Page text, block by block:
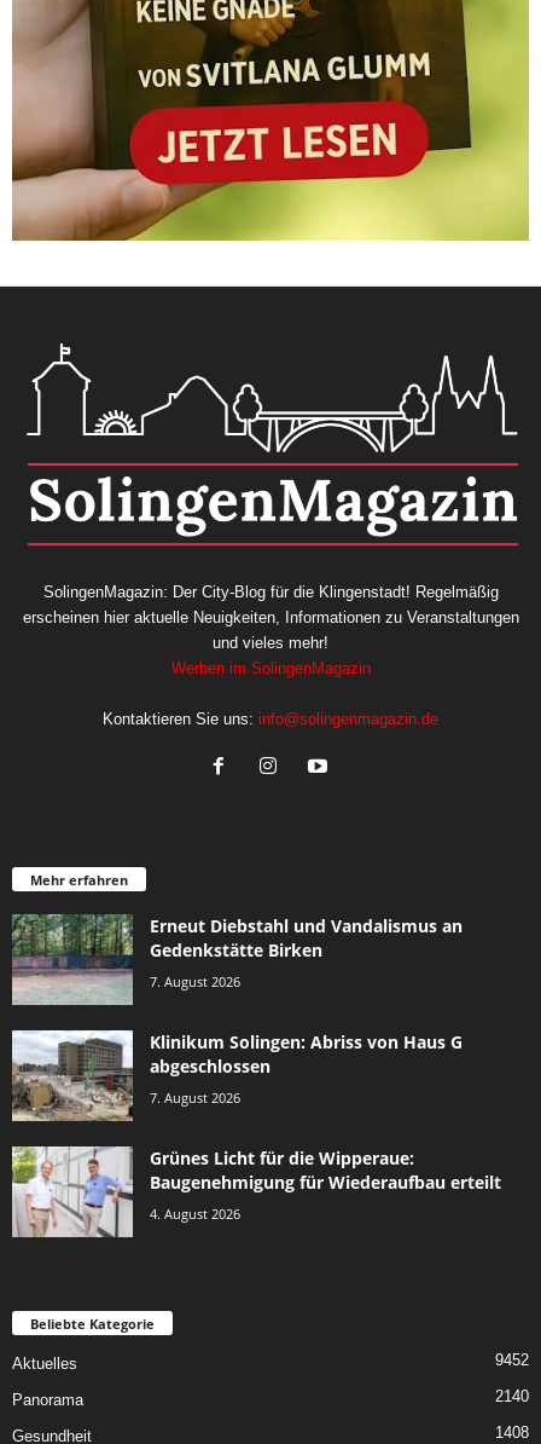
SolingenMagazin: Der City-Blog für die Klingenstadt! Regelmäßig
erscheinen hier aktuelle Neuigkeiten, Informationen zu Veranstaltungen
und vieles mehr!
Werben im SolingenMagazin
Kontaktieren Sie uns: info@solingenmagazin.de
Mehr erfahren
Erneut Diebstahl und Vandalismus an
Gedenkstätte Birken
7. August 2026
Klinikum Solingen: Abriss von Haus G
abgeschlossen
7. August 2026
Grünes Licht für die Wipperaue:
Baugenehmigung für Wiederaufbau erteilt
4. August 2026
Beliebte Kategorie
Aktuelles 9452
Panorama 2140
Gesundheit 1408